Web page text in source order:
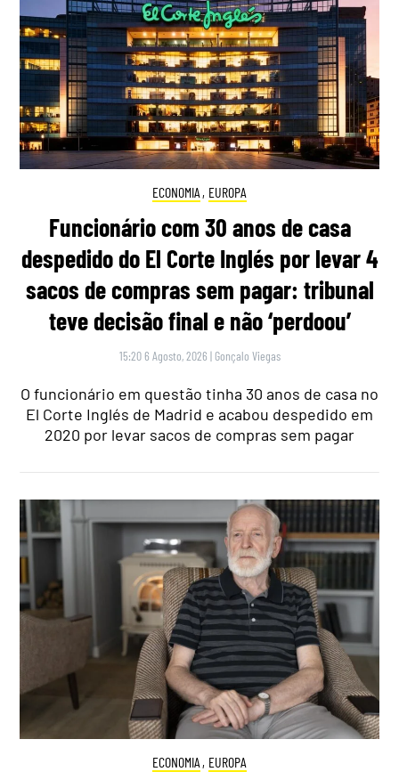
ECONOMIA , EUROPA
Funcionário com 30 anos de casa
despedido do El Corte Inglés por levar 4
sacos de compras sem pagar: tribunal
teve decisão final e não ‘perdoou’
15:20 6 Agosto, 2026 | Gonçalo Viegas
O funcionário em questão tinha 30 anos de casa no
El Corte Inglés de Madrid e acabou despedido em
2020 por levar sacos de compras sem pagar
ECONOMIA , EUROPA